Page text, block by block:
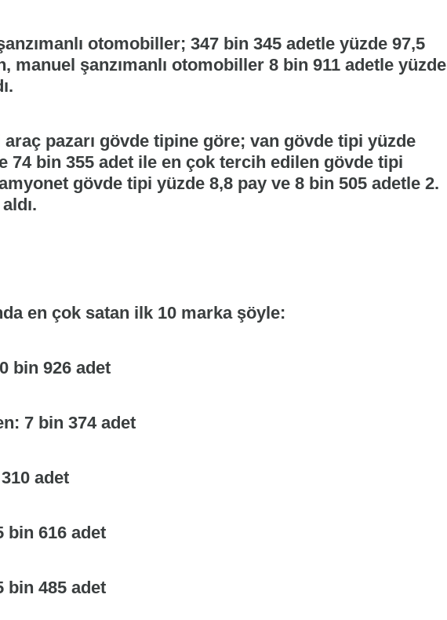
otomobiller; 347 bin 345 adetle yüzde 97,5
manuel şanzımanlı otomobiller 8 bin 911 adetle yüzde
pazarı gövde tipine göre; van gövde tipi yüzde
74 bin 355 adet ile en çok tercih edilen gövde tipi
gövde tipi yüzde 8,8 pay ve 8 bin 505 adetle 2.
en çok satan ilk 10 marka şöyle:
bin 926 adet
7 bin 374 adet
adet
bin 616 adet
bin 485 adet